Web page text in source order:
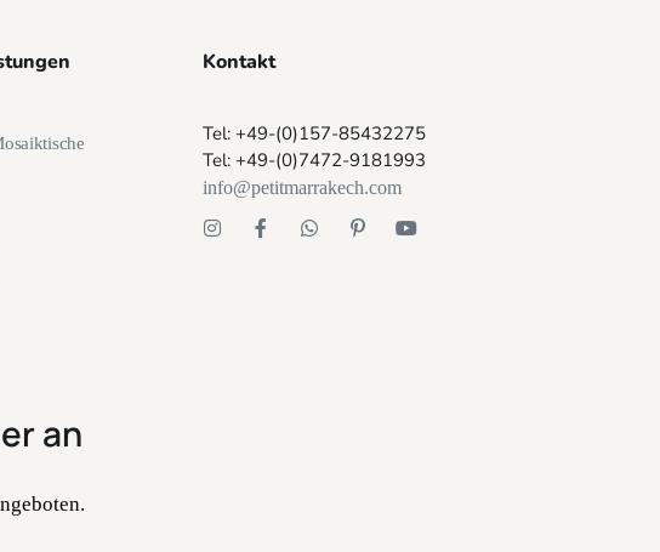
Kontakt
Tel: +49-(0)157-85432275
Tel: +49-(0)7472-9181993
info@petitmarrakech.com
an